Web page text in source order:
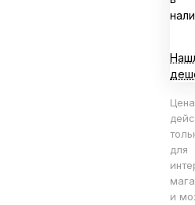
Цена
для
и